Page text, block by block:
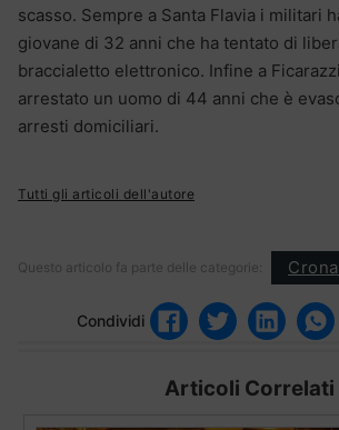
scasso. Sempre a Santa Flavia i militari
giovane di 32 anni che ha tentato di
braccialetto elettronico. Infine a
arrestato un uomo di 44 anni che è
arresti domiciliari.
Tutti gli articoli dell'autore
Questo articolo fa parte delle categorie:
Condividi
Articoli Correlati